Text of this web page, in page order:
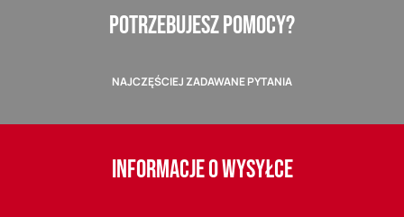
POTRZEBUJESZ POMOCY?
NAJCZĘŚCIEJ ZADAWANE PYTANIA
INFORMACJE O WYSYŁCE